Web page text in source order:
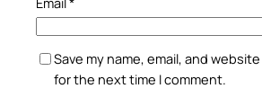
Save my name, email, and
for the next time I comment.